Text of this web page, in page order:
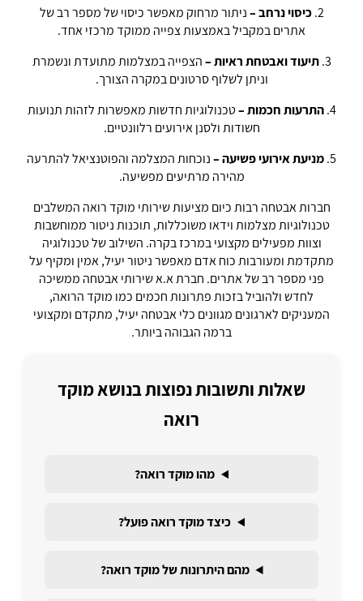
2. כיסוי נרחב –ניתור מרחוק מאפשר כיסוי של מספר רב של
אתרים במקביל באמצעות צפייה ממוקד מרכזי אחד.
3. תיעוד ואבטחת ראיות –הצפייה במצלמות מתועדת ונשמרת
וניתן לשלוף סרטונים במקרה הצורך.
4. התרעות חכמות –טכנולוגיות חדשות מאפשרות לזהות תנועות
חשודות ולסנן אירועים רלוונטיים.
5. מניעת אירועי פשיעה –נוכחות המצלמה והפוטנציאל להתרעה
מהירה מרתיעים מפשיעה.
חברות אבטחה רבות כיום מציעות שירותי מוקד רואה המשלבים
טכנולוגיות מצלמות וידאו משוכללות, תוכנות ניטור ממוחשבות
וצוות מפעילים מקצועי במרכז בקרה. השילוב של טכנולוגיה
מתקדמת ומעורבות כוח אדם מאפשר ניטור יעיל, אמין ומקיף על
פני מספר רב של אתרים. חברת א.א שירותי אבטחה ממשיכה
לחדש ולהוביל בזכות פתרונות חכמים כמו מוקד הרואה,
המעניקים לארגונים מגוונים כלי אבטחה יעיל, מתקדם ומקצועי
ברמה הגבוהה ביותר.
שאלות ותשובות נפוצות בנושא מוקד
רואה
מהו מוקד רואה?
כיצד מוקד רואה פועל?
מהם היתרונות של מוקד רואה?